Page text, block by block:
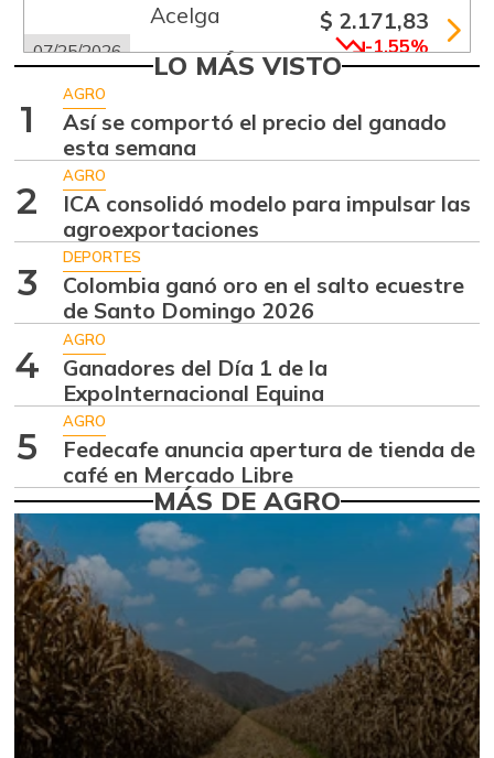
Acelga
07/25/2026
$ 2.171,83
-1,55%
Aguacate común
07/25/2026 +6,24%
Aguacate hass
07/25/2026
$ 7.289,10
-2,98%
Aguacate
papelillo
07/25/2026
$ 8.366,30
-1,18%
Ahuyama
07/25/2026
Ahuyamín
07/25/2026
$ 1.672,87
Ajo
07/25/2026
$ 6.102,86
-2,18%
Ají dulce
01/17/2015
Ají topito dulce
07/25/2026
$ 3.229,50
-11,89%
Alas de pollo sin
costillar
$ 9.411,93
-1,17%
LO MÁS VISTO
1
AGRO
Así se comportó el precio del ganado
esta semana
2
AGRO
ICA consolidó modelo para impulsar las
agroexportaciones
3
DEPORTES
Colombia ganó oro en el salto ecuestre
de Santo Domingo 2026
4
AGRO
Ganadores del Día 1 de la
ExpoInternacional Equina
5
AGRO
Fedecafe anuncia apertura de tienda de
café en Mercado Libre
MÁS DE AGRO